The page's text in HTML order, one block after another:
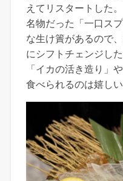
えてリスタートした。
名物だった「一口ス
な生け簀があるので
にシフトチェンジした
「イカの活き造り」
食べられるのは嬉しい